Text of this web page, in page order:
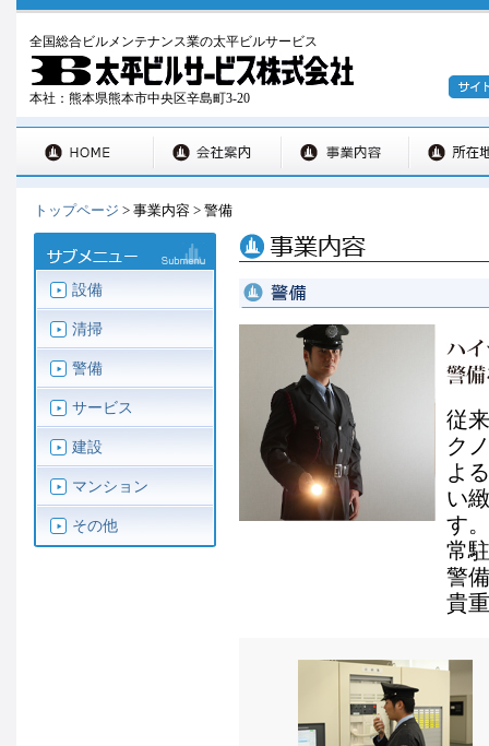
全国総合ビルメンテナンス業の太平ビルサービス
本社：熊本県熊本市中央区辛島町3-20
トップページ > 事業内容 > 警備
設備
清掃
警備
サービス
建設
マンション
その他
従
ク
よ
い
す。
常
警備
貴